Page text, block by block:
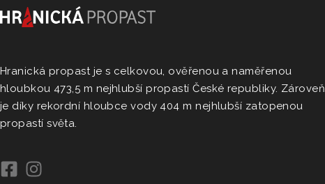
Hranická propast je s celkovou, ověřenou a naměřenou
hloubkou 473,5 m nejhlubší propastí České republiky. Zároveň
je díky rekordní hloubce vody 404 m nejhlubší zatopenou
propastí světa.